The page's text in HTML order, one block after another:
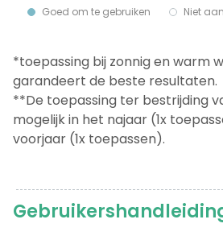
Goed om te gebruiken Niet
*toepassing bij zonnig en warm
garandeert de beste resultaten.
**De toepassing ter bestrijding
mogelijk in het najaar (1x
voorjaar (1x toepassen).